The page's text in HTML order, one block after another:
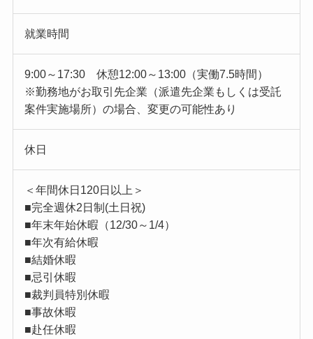
就業時間
9:00～17:30 休憩12:00～13:00（実働7.5時間）
※勤務地がお取引先企業（派遣先企業もしくは受託
案件実施場所）の場合、変更の可能性あり
休日
＜年間休日120日以上＞
■完全週休2日制(土日祝)
■年末年始休暇（12/30～1/4）
■年次有給休暇
■結婚休暇
■忌引休暇
■裁判員特別休暇
■事故休暇
■赴任休暇